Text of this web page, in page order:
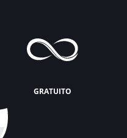
gratuito